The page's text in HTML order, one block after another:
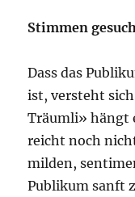
Stimmen
Dass das
ist, versteht
Träumli» hängt
reicht noch
milden,
Publikum sanft